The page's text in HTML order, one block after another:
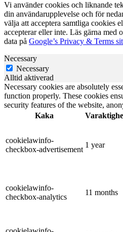
Vi använder cookies och liknande
din användarupplevelse och för
välja att acceptera samtliga cookies
accepterar eller inte. Läs gärna med
data på Google’s Privacy & Terms
Necessary
Necessary
Alltid aktiverad
Necessary cookies are absolutely
function properly. These cookies
security features of the website,
Kaka
cookielawinfo-
checkbox-advertisement
1 year
cookielawinfo-
checkbox-analytics
11 months